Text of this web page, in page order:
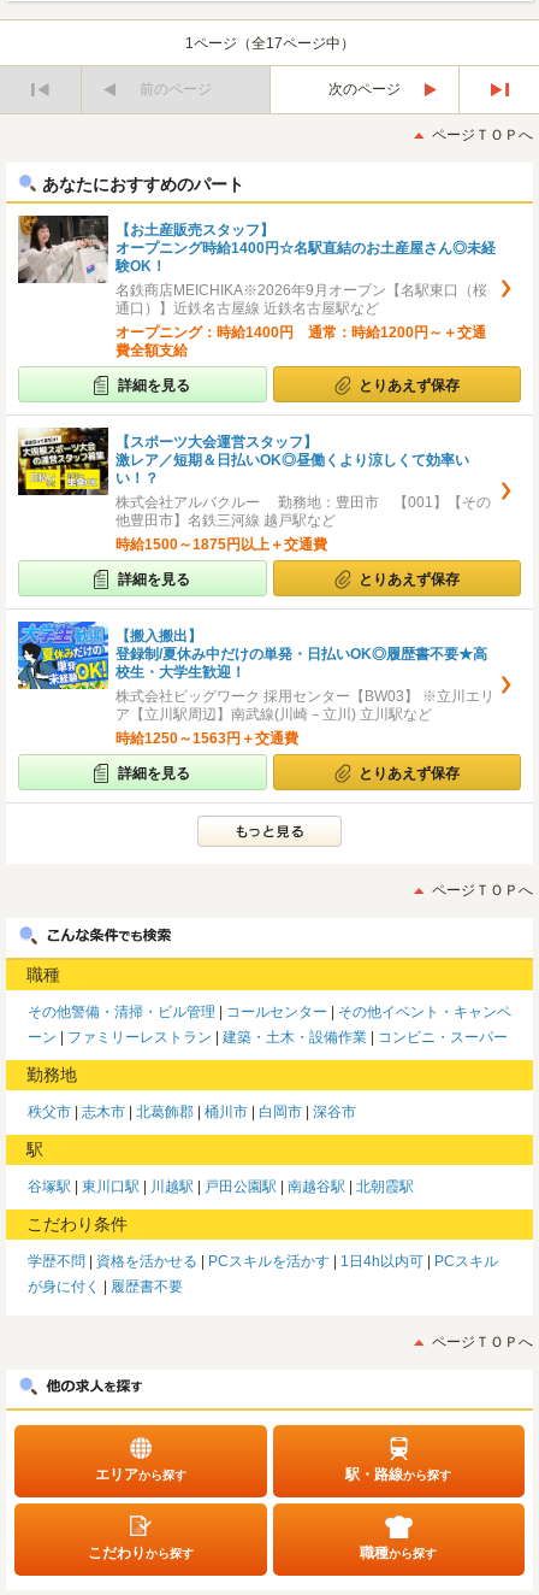
1ページ（全17ページ中）
前のページ
次のページ
後
ページＴＯＰへ
あなたにおすすめのパート
【お土産販売スタッフ】
オープニング時給1400円☆名駅直結のお土産屋さん◎未経
験OK！
名鉄商店MEICHIKA※2026年9月オープン【名駅東口（桜
通口）】近鉄名古屋線 近鉄名古屋駅など
オープニング：時給1400円 通常：時給1200円～＋交通
費全額支給
詳細を見る とりあえず保存
【スポーツ大会運営スタッフ】
激レア／短期＆日払いOK◎昼働くより涼しくて効率い
い！？
株式会社アルバクルー 勤務地：豊田市 【001】【その
他豊田市】名鉄三河線 越戸駅など
時給1500～1875円以上＋交通費
詳細を見る とりあえず保存
【搬入搬出】
登録制/夏休み中だけの単発・日払いOK◎履歴書不要★高
校生・大学生歓迎！
株式会社ビッグワーク 採用センター【BW03】 ※立川エリ
ア【立川駅周辺】南武線(川崎－立川) 立川駅など
時給1250～1563円＋交通費
詳細を見る とりあえず保存
ページＴＯＰへ
職種
その他警備・清掃・ビル管理 コールセンター
その他イベント・キャンペ
ーン
ファミリーレストラン 建築・土木・設備作業 コンビニ・スーパー
勤務地
秩父市 志木市 北葛飾郡 桶川市 白岡市 深谷市
駅
谷塚駅 東川口駅 川越駅 戸田公園駅 南越谷駅 北朝霞駅
こだわり条件
学歴不問 資格を活かせる PCスキルを活かす 1日4h以内可
PCスキル
が身に付く
履歴書不要
ページＴＯＰへ
エリアから探す 駅・路線から探す
こだわりから探す 職種から探す